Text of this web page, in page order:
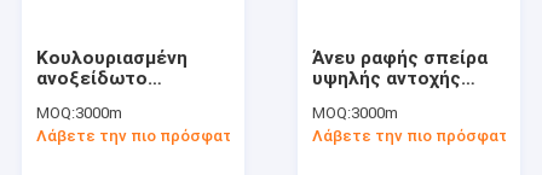
Κουλουριασμένη
ανοξείδωτο
αντοχής API CT80
πετρελαιοφόρων
MOQ:3000m
Λάβετε την πιο πρόσφατη τιμή
Άνευ ραφής σπείρα
υψηλής αντοχής
σωλήνων
ανοξείδωτου
MOQ:3000m
Λάβετε την πιο πρόσφατη